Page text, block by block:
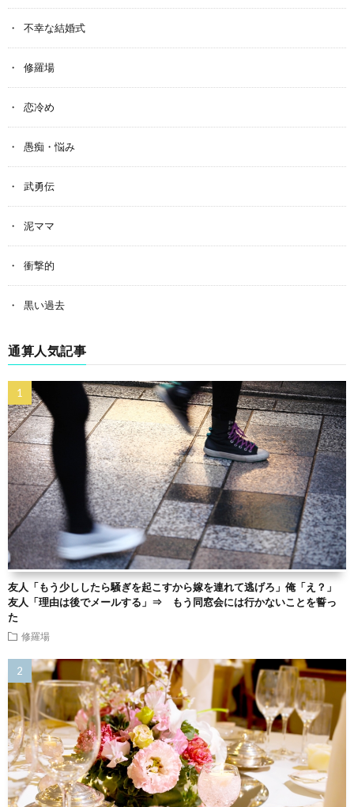
不幸な結婚式
修羅場
恋冷め
愚痴・悩み
武勇伝
泥ママ
衝撃的
黒い過去
通算人気記事
友人「もう少ししたら騒ぎを起こすから嫁を連れて逃げろ」俺「え？」
友人「理由は後でメールする」⇒ もう同窓会には行かないことを誓っ
た
修羅場